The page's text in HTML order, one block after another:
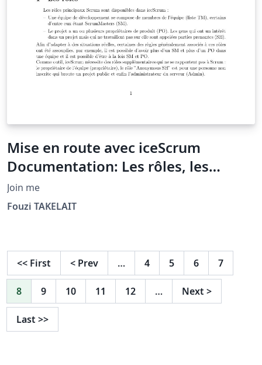
Mise en route avec iceScrum
Documentation: Les rôles, les
équipes et les projets
Join me
Fouzi TAKELAIT
<< First < Prev … 4 5 6 7
8 9 10 11 12 … Next >
Last >>